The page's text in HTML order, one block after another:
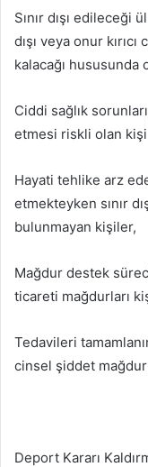
Sınır dışı edileceği
dışı veya onur
kalacağı
Ciddi sağlık
etmesi riskli olan
Hayati tehlike arz
etmekteyken sınır
bulunmayan kişiler,
Mağdur destek
ticareti mağdurları
Tedavileri
cinsel şiddet
Deport Kararı